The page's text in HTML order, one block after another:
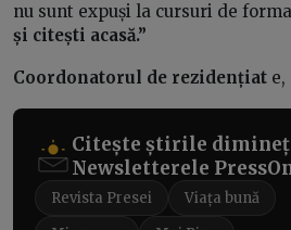
nu sunt expuși la cursuri de
și citești acasă.”
Coordonatorul de rezidențiat e,
Citește știrile
Newsletterele
Revista Presei
Viața bună